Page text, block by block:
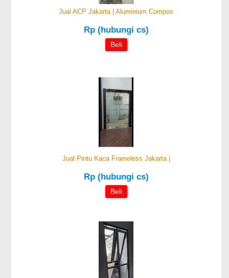
Jual ACP Jakarta | Aluminium Compos
Rp (hubungi cs)
Beli
Jual Pintu Kaca Frameless Jakarta |
Rp (hubungi cs)
Beli